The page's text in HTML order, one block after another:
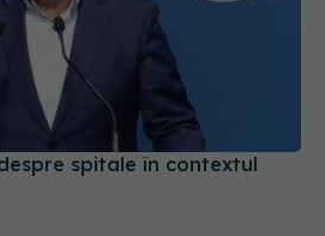
spitale în contextul